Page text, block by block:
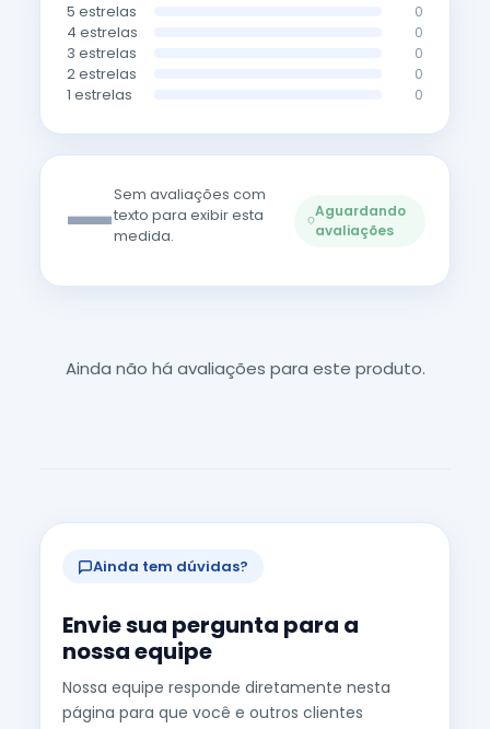
5 estrelas 0
4 estrelas 0
3 estrelas 0
2 estrelas 0
1 estrelas 0
—Sem avaliações com
texto para exibir esta
medida.
Aguardando
avaliações
Ainda não há avaliações para este produto.
Ainda tem dúvidas?
Envie sua pergunta para a
nossa equipe
Nossa equipe responde diretamente nesta
página para que você e outros clientes